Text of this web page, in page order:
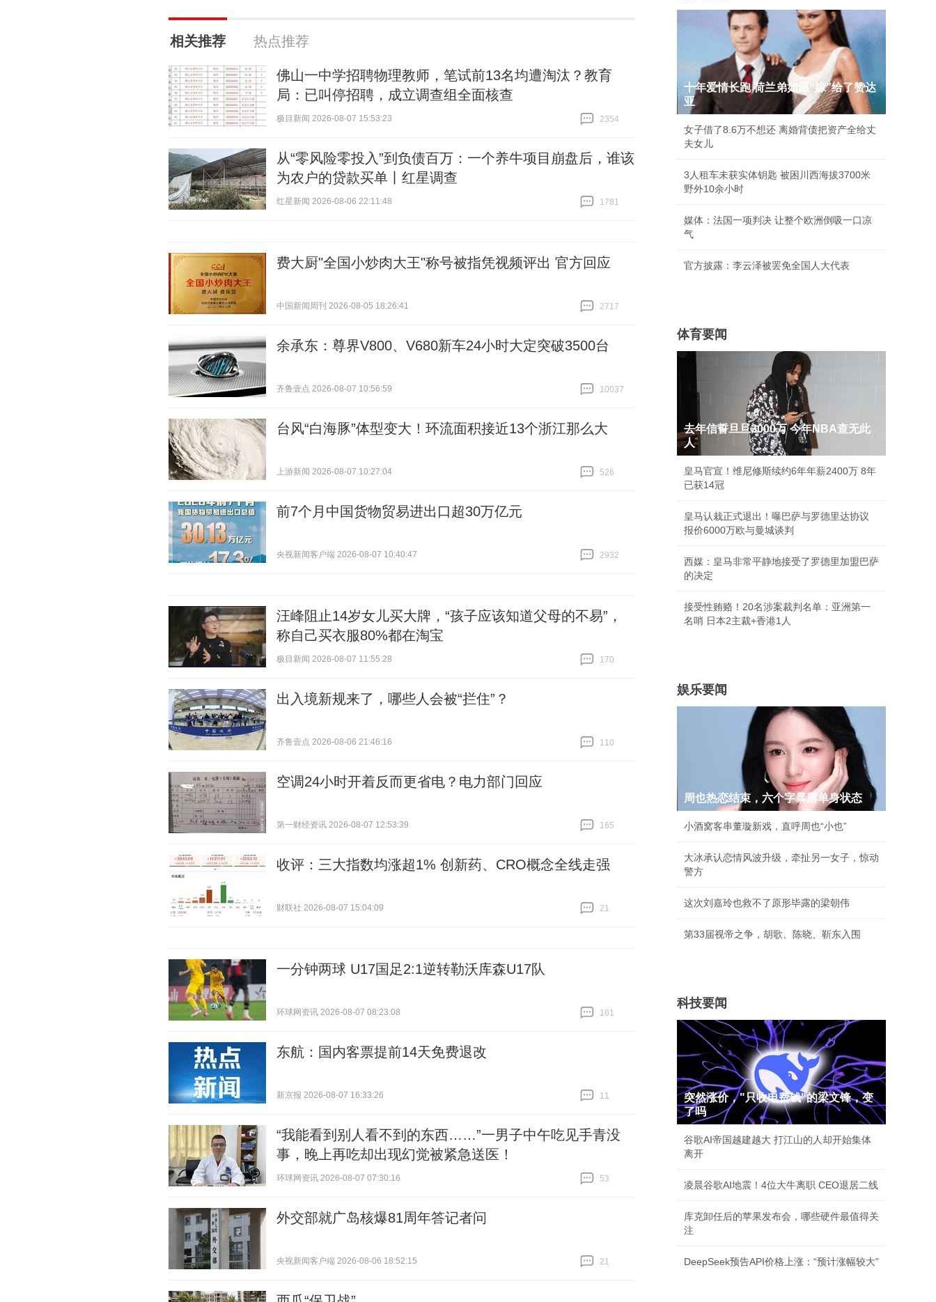
相关推荐 热点推荐
佛山一中学招聘物理教师，笔试前13名均遭淘汰？教育
局：已叫停招聘，成立调查组全面核查
极目新闻 2026-08-07 15:53:23
2354
从“零风险零投入”到负债百万：一个养牛项目崩盘后，谁该
为农户的贷款买单丨红星调查
红星新闻 2026-08-06 22:11:48
1781
费大厨"全国小炒肉大王"称号被指凭视频评出 官方回应
中国新闻周刊 2026-08-05 18:26:41
2717
余承东：尊界V800、V680新车24小时大定突破3500台
齐鲁壹点 2026-08-07 10:56:59
10037
台风“白海豚”体型变大！环流面积接近13个浙江那么大
上游新闻 2026-08-07 10:27:04
526
前7个月中国货物贸易进出口超30万亿元
央视新闻客户端 2026-08-07 10:40:47
2932
汪峰阻止14岁女儿买大牌，“孩子应该知道父母的不易”，
称自己买衣服80%都在淘宝
极目新闻 2026-08-07 11:55:28
170
出入境新规来了，哪些人会被“拦住”？
齐鲁壹点 2026-08-06 21:46:16
110
空调24小时开着反而更省电？电力部门回应
第一财经资讯 2026-08-07 12:53:39
165
收评：三大指数均涨超1% 创新药、CRO概念全线走强
财联社 2026-08-07 15:04:09
21
一分钟两球 U17国足2:1逆转勒沃库森U17队
环球网资讯 2026-08-07 08:23:08
161
东航：国内客票提前14天免费退改
新京报 2026-08-07 16:33:26
11
“我能看到别人看不到的东西……”一男子中午吃见手青没
事，晚上再吃却出现幻觉被紧急送医！
环球网资讯 2026-08-07 07:30:16
53
外交部就广岛核爆81周年答记者问
央视新闻客户端 2026-08-06 18:52:15
21
十年爱情长跑 荷兰弟如愿“嫁”给了赞达
亚
女子借了8.6万不想还 离婚背债把资产全给丈
夫女儿
3人租车未获实体钥匙 被困川西海拔3700米
野外10余小时
媒体：法国一项判决 让整个欧洲倒吸一口凉
气
官方披露：李云泽被罢免全国人大代表
体育要闻
去年信誓旦旦3000万 今年NBA查无此
人
皇马官宣！维尼修斯续约6年年薪2400万 8年
已获14冠
皇马认栽正式退出！曝巴萨与罗德里达协议
报价6000万欧与曼城谈判
西媒：皇马非常平静地接受了罗德里加盟巴萨
的决定
接受性贿赂！20名涉案裁判名单：亚洲第一
名哨 日本2主裁+香港1人
娱乐要闻
周也热恋结束，六个字暴露单身状态
小酒窝客串董璇新戏，直呼周也“小也”
大冰承认恋情风波升级，牵扯另一女子，惊动
警方
这次刘嘉玲也救不了原形毕露的梁朝伟
第33届视帝之争，胡歌、陈晓、靳东入围
科技要闻
突然涨价，"只收电费钱"的梁文锋，变
了吗
谷歌AI帝国越建越大 打江山的人却开始集体
离开
凌晨谷歌AI地震！4位大牛离职 CEO退居二线
库克卸任后的苹果发布会，哪些硬件最值得关
注
DeepSeek预告API价格上涨：“预计涨幅较大”